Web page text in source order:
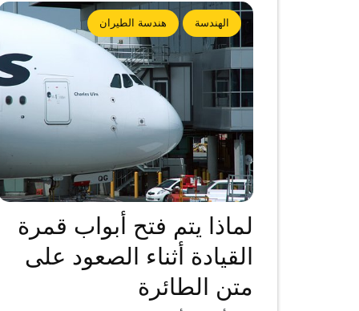
الهندسة هندسة الطيران
لماذا يتم فتح أبواب قمرة
القيادة أثناء الصعود على
متن الطائرة